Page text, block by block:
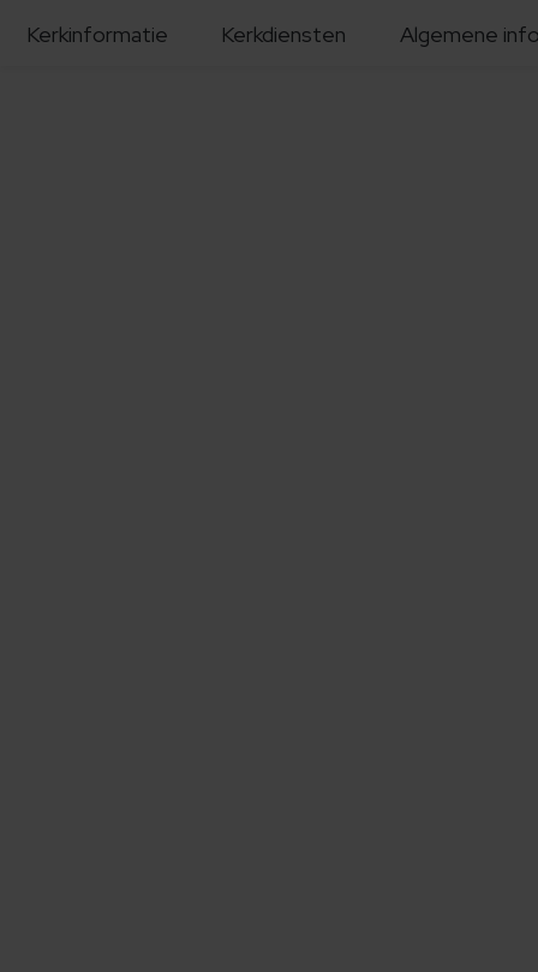
Kerkinformatie Kerkdiensten Algemene